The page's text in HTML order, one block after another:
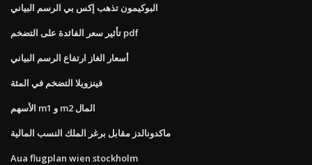
البوكيمون تذهب إكس بي الرسم البياني
تأثير سعر الفائدة على التضخم pdf
أسعار الغاز ارتفاع الرسم البياني
فينزويلا التضخم في المئة
الأسهم m1 و m2 المال
ماكدونالدز مقابل برغر الملك النسب المالية
Aua flugplan wien stockholm